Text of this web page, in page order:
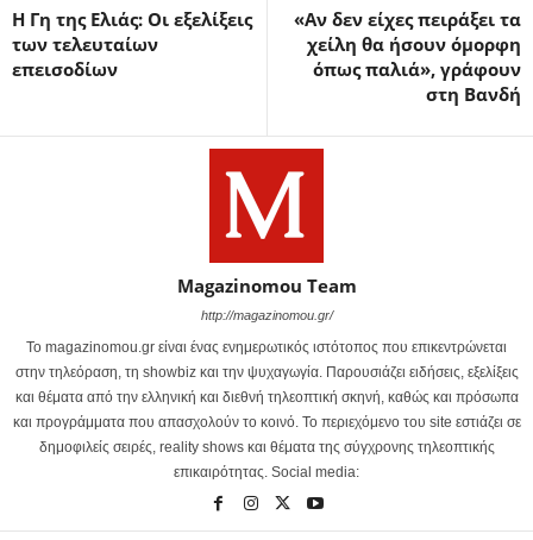
Η Γη της Ελιάς: Οι εξελίξεις
των τελευταίων
επεισοδίων
«Αν δεν είχες πειράξει τα
χείλη θα ήσουν όμορφη
όπως παλιά», γράφουν
στη Βανδή
Magazinomou Team
http://magazinomou.gr/
Το magazinomou.gr είναι ένας ενημερωτικός ιστότοπος που επικεντρώνεται
στην τηλεόραση, τη showbiz και την ψυχαγωγία. Παρουσιάζει ειδήσεις, εξελίξεις
και θέματα από την ελληνική και διεθνή τηλεοπτική σκηνή, καθώς και πρόσωπα
και προγράμματα που απασχολούν το κοινό. Το περιεχόμενο του site εστιάζει σε
δημοφιλείς σειρές, reality shows και θέματα της σύγχρονης τηλεοπτικής
επικαιρότητας. Social media: